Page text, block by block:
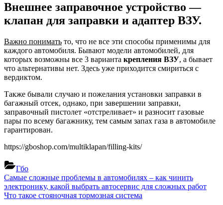
Внешнее заправочное устройство —
клапан для заправки и адаптер ВЗУ.
Важно понимать то, что не все эти способы применимы для
каждого автомобиля. Бывают модели автомобилей, для
которых возможны все 3 варианта крепления ВЗУ, а бывает
что альтернативы нет. Здесь уже приходится смириться с
вердиктом.
Также бывали случаю и пожелания установки заправки в
багажный отсек, однако, при завершении заправки,
заправочный пистолет «отстреливает» и разносит газовые
пары по всему багажнику, тем самым запах газа в автомобиле
гарантирован.
https://gboshop.com/multiklapan/filling-kits/
Гбо
Навигация
по
Previous
Post:
Самые сложные проблемы в автомобилях – как чинить
электронику, какой выбрать автосервис для сложных работ
Next
Что такое стояночная тормозная система